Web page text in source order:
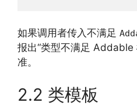
如果调用者传入不满足
报出“类型不满足 Addable
准。
2.2 类模板